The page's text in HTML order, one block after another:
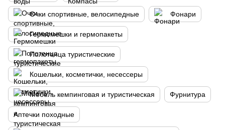
Очки спортивные, велосипедные Фонари
Гермомешки и гермопакеты
Полотенца туристические
Кошельки, косметички, несессеры
Мебель кемпинговая и туристическая Фурнитура
Аптечки походные